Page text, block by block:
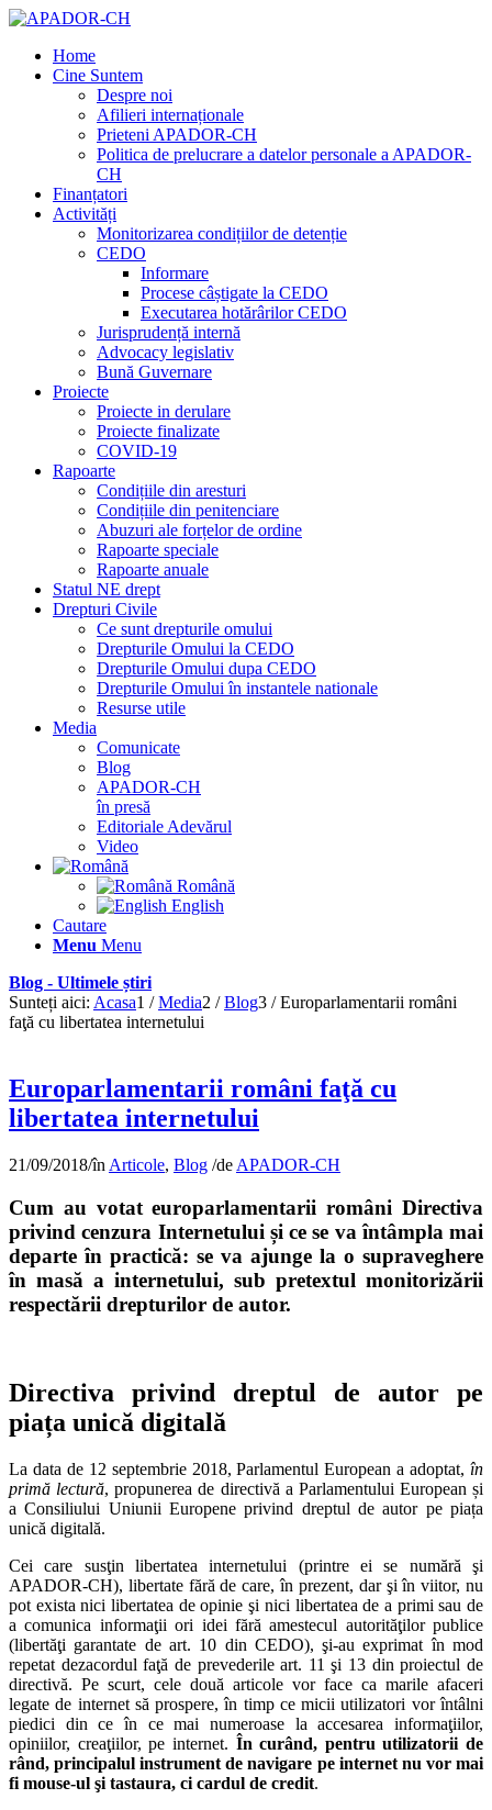
Home
Cine Suntem
Despre noi
Afilieri internaționale
Prieteni APADOR-CH
Politica de prelucrare a datelor personale a APADOR-
CH
Finanțatori
Activități
Monitorizarea condițiilor de detenție
CEDO
Informare
Procese câștigate la CEDO
Executarea hotărârilor CEDO
Jurisprudență internă
Advocacy legislativ
Bună Guvernare
Proiecte
Proiecte in derulare
Proiecte finalizate
COVID-19
Rapoarte
Condițiile din aresturi
Condițiile din penitenciare
Abuzuri ale forțelor de ordine
Rapoarte speciale
Rapoarte anuale
Statul NE drept
Drepturi Civile
Ce sunt drepturile omului
Drepturile Omului la CEDO
Drepturile Omului dupa CEDO
Drepturile Omului în instantele nationale
Resurse utile
Media
Comunicate
Blog
APADOR-CH
în presă
Editoriale Adevărul
Video
Română
English
Cautare
Menu Menu
Blog - Ultimele știri
Sunteți aici: Acasa1 / Media2 / Blog3 / Europarlamentarii români
faţă cu libertatea internetului
Europarlamentarii români faţă cu
libertatea internetului
21/09/2018/în Articole, Blog /de APADOR-CH
Cum au votat europarlamentarii români Directiva
privind cenzura Internetului și ce se va întâmpla mai
departe în practică: se va ajunge la o supraveghere
în masă a internetului, sub pretextul monitorizării
respectării drepturilor de autor.
Directiva privind dreptul de autor pe
piața unică digitală
La data de 12 septembrie 2018, Parlamentul European a adoptat, în
primă lectură, propunerea de directivă a Parlamentului European și
a Consiliului Uniunii Europene privind dreptul de autor pe piața
unică digitală.
Cei care susţin libertatea internetului (printre ei se numără şi
APADOR-CH), libertate fără de care, în prezent, dar şi în viitor, nu
pot exista nici libertatea de opinie şi nici libertatea de a primi sau de
a comunica informaţii ori idei fără amestecul autorităţilor publice
(libertăţi garantate de art. 10 din CEDO), şi-au exprimat în mod
repetat dezacordul faţă de prevederile art. 11 şi 13 din proiectul de
directivă. Pe scurt, cele două articole vor face ca marile afaceri
legate de internet să prospere, în timp ce micii utilizatori vor întâlni
piedici din ce în ce mai numeroase la accesarea informaţiilor,
opiniilor, creaţiilor, pe internet. În curând, pentru utilizatorii de
rând, principalul instrument de navigare pe internet nu vor mai
fi mouse-ul şi tastaura, ci cardul de credit.